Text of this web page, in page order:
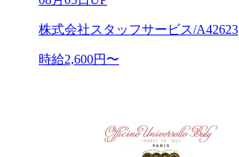
株式会社スタッフサービス/A42623
時給2,600円〜